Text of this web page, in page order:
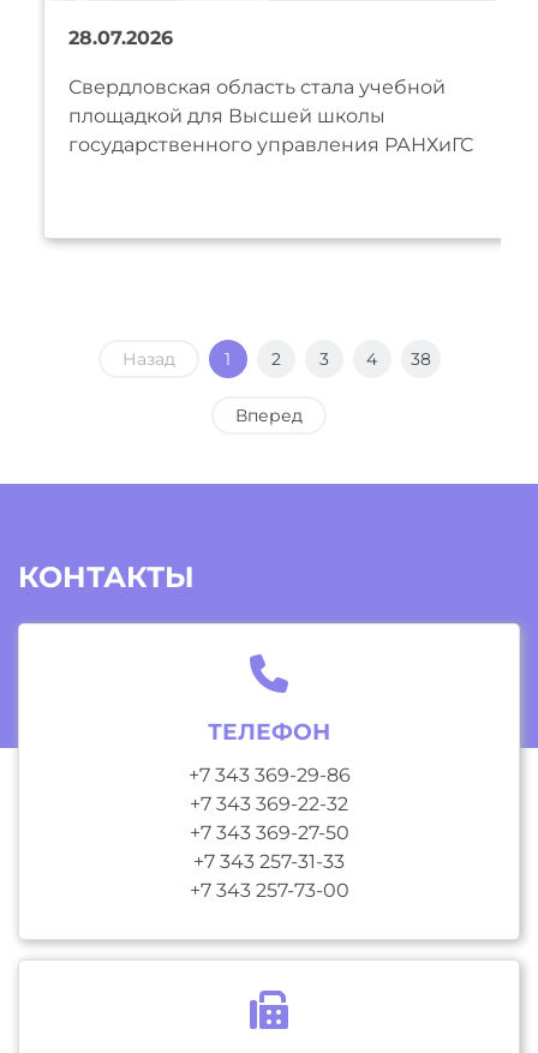
28.07.2026
Свердловская область стала учебной
площадкой для Высшей школы
государственного управления РАНХиГС
Назад 1 2 3 4 38
Вперед
КОНТАКТЫ
ТЕЛЕФОН
+7 343 369-29-86
+7 343 369-22-32
+7 343 369-27-50
+7 343 257-31-33
+7 343 257-73-00